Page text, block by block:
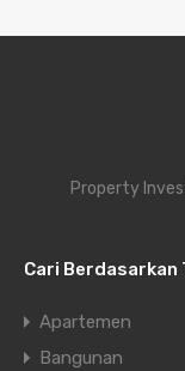
Property
Cari Berdasarkan
Apartemen
Bangunan